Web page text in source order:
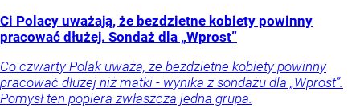
Ci Polacy uważają, że bezdzietne kobiety powinny
pracować dłużej. Sondaż dla „Wprost”
Co czwarty Polak uważa, że bezdzietne kobiety powinny
pracować dłużej niż matki - wynika z sondażu dla „Wprost”.
Pomysł ten popiera zwłaszcza jedna grupa.